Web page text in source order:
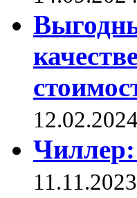
12.02.2024
Чиллер:
11.11.2023